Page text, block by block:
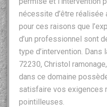
nécessite d’être réalisée
pour ces raisons que
d’un professionnel sont
type d’intervention. Dans
72230, Christol
dans ce domaine
satisfaire vos exigences
pointilleuses.